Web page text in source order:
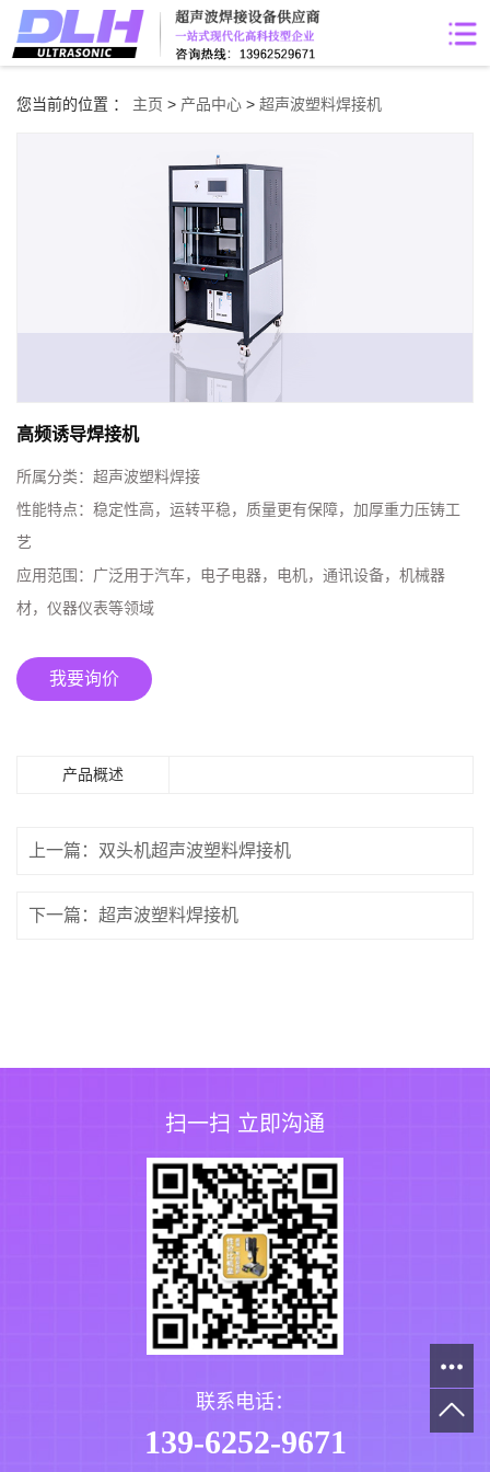
您当前的位置 ： 主页 > 产品中心 > 超声波塑料焊接机
高频诱导焊接机
所属分类： 超声波塑料焊接
性能特点： 稳定性高，运转平稳，质量更有保障，加厚重力压铸工
艺
应用范围： 广泛用于汽车，电子电器，电机，通讯设备，机械器
材，仪器仪表等领域
我要询价
产品概述
上一篇：双头机超声波塑料焊接机
下一篇：超声波塑料焊接机
扫一扫 立即沟通
联系电话：
139-6252-9671